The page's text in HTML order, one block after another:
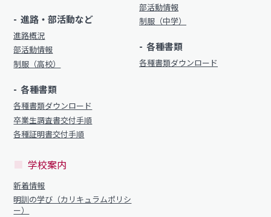
進路・部活動など
進路概況
部活動情報
制服（高校）
各種書類
各種書類ダウンロード
卒業生調査書交付手順
各種証明書交付手順
部活動情報
制服（中学）
各種書類
各種書類ダウンロード
学校案内
新着情報
明訓の学び（カリキュラムポリシ
ー）